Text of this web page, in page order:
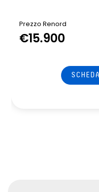
Prezzo Renord
€15.900